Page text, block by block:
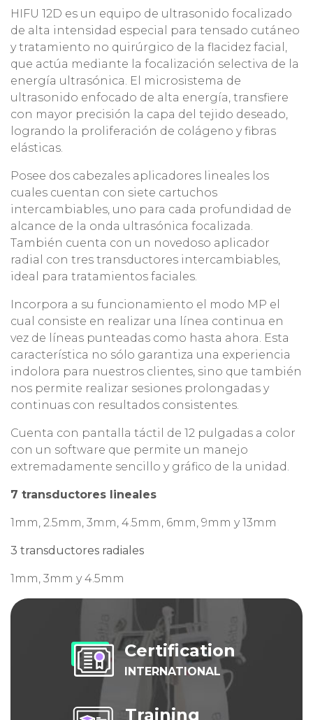
HIFU 12D es un equipo de ultrasonido focalizado
de alta intensidad especial para tensado cutáneo
y tratamiento no quirúrgico de la flacidez facial,
que actúa mediante la focalización selectiva de la
energía ultrasónica. El microsistema de
ultrasonido enfocado de alta energía, transfiere
con mayor precisión la capa del tejido deseado,
logrando la proliferación de colágeno y fibras
elásticas.
Posee dos cabezales aplicadores lineales los
cuales cuentan con siete cartuchos
intercambiables, uno para cada profundidad de
alcance de la onda ultrasónica focalizada.
También cuenta con un novedoso aplicador
radial con tres transductores intercambiables,
ideal para tratamientos faciales.
Incorpora a su funcionamiento el modo MP el
cual consiste en realizar una línea continua en
vez de líneas punteadas como hasta ahora. Esta
característica no sólo garantiza una experiencia
indolora para nuestros clientes, sino que también
nos permite realizar sesiones prolongadas y
continuas con resultados consistentes.
Cuenta con pantalla táctil de 12 pulgadas a color
con un software que permite un manejo
extremadamente sencillo y gráfico de la unidad.
7 transductores lineales
1mm, 2.5mm, 3mm, 4.5mm, 6mm, 9mm y 13mm
3 transductores radiales
1mm, 3mm y 4.5mm
Certification
INTERNATIONAL
Training